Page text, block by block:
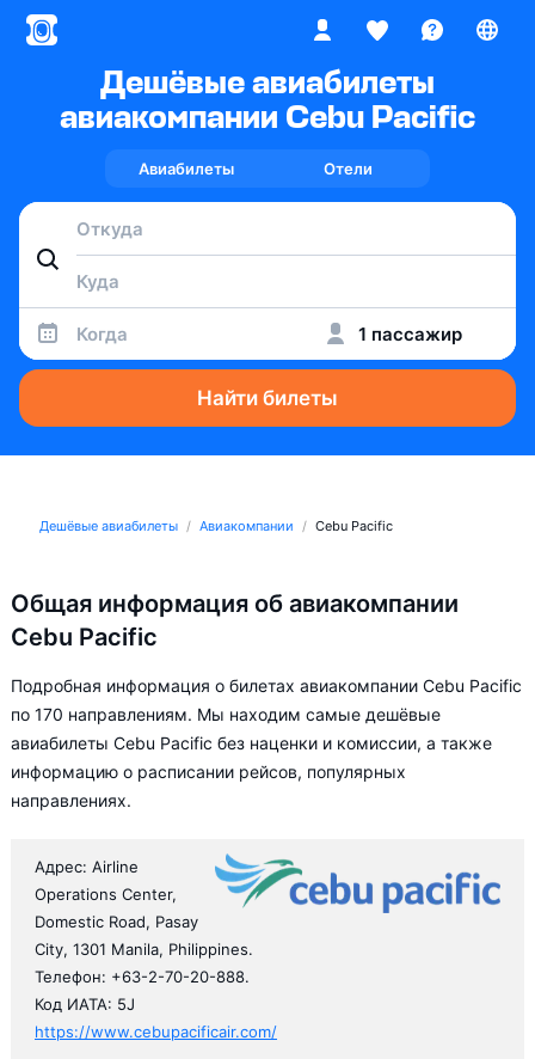
Дешёвые авиабилеты
авиакомпании Cebu Pacific
Авиабилеты Отели
Когда 1 пассажир
Найти билеты
Дешёвые авиабилеты Авиакомпании Cebu Pacific
Общая информация об авиакомпании
Cebu Pacific
Подробная информация о билетах авиакомпании Cebu Pacific
по 170 направлениям. Мы находим самые дешёвые
авиабилеты Cebu Pacific без наценки и комиссии, а также
информацию о расписании рейсов, популярных
направлениях.
Адрес: Airline
Operations Center,
Domestic Road, Pasay
City, 1301 Manila, Philippines.
Телефон: +63-2-70-20-888.
Код ИАТА: 5J
https://www.cebupacificair.com/